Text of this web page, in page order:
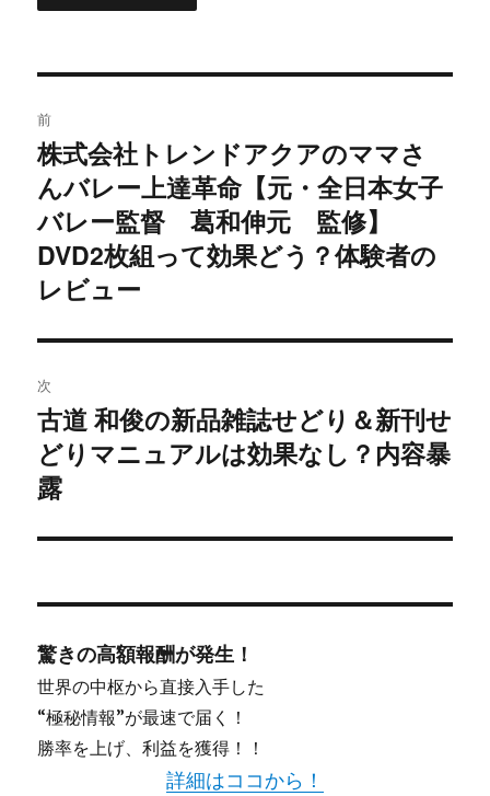
稿
ナ
ビ
ゲ
ー
シ
ョ
ン
前
過
去
の
投
稿:
株式会社トレンドアクアのママさ
んバレー上達革命【元・全日本女子
バレー監督 葛和伸元 監修】
DVD2枚組って効果どう？体験者の
レビュー
次
次
の
投
古道 和俊の新品雑誌せどり＆新刊せ
どりマニュアルは効果なし？内容暴
露
驚きの高額報酬が発生！
世界の中枢から直接入手した
“極秘情報”が最速で届く！
勝率を上げ、利益を獲得！！
詳細はココから！